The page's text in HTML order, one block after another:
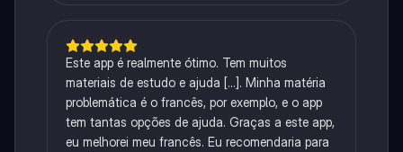
Este app é realmente ótimo. Tem muitos
materiais de estudo e ajuda [...]. Minha matéria
problemática é o francês, por exemplo, e o app
tem tantas opções de ajuda. Graças a este app,
eu melhorei meu francês. Eu recomendaria para